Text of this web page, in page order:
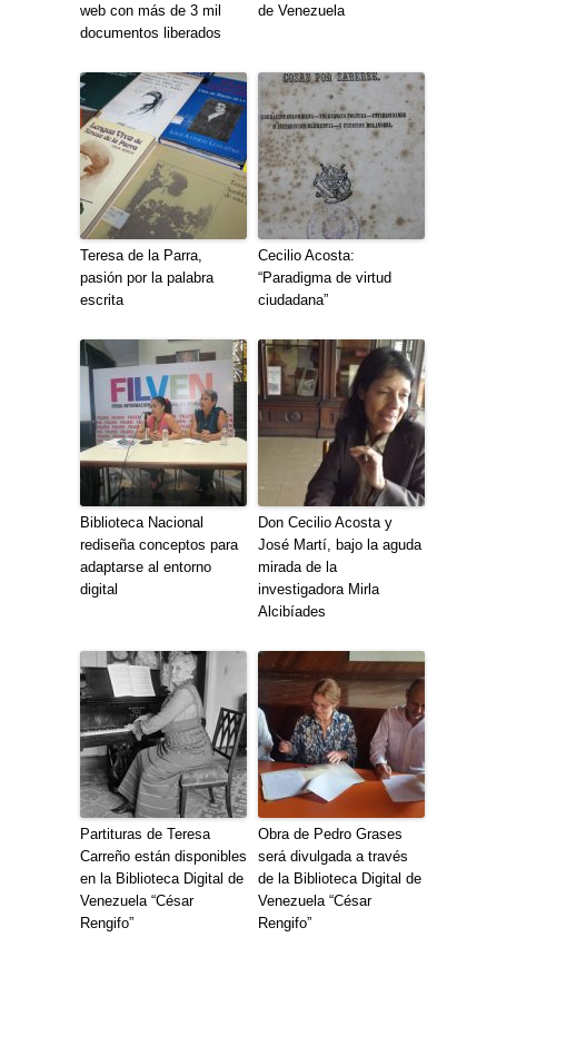
web con más de 3 mil
documentos liberados
de Venezuela
Teresa de la Parra,
pasión por la palabra
escrita
Cecilio Acosta:
“Paradigma de virtud
ciudadana”
Biblioteca Nacional
rediseña conceptos para
adaptarse al entorno
digital
Don Cecilio Acosta y
José Martí, bajo la aguda
mirada de la
investigadora Mirla
Alcibíades
Partituras de Teresa
Carreño están disponibles
en la Biblioteca Digital de
Venezuela “César
Rengifo”
Obra de Pedro Grases
será divulgada a través
de la Biblioteca Digital de
Venezuela “César
Rengifo”